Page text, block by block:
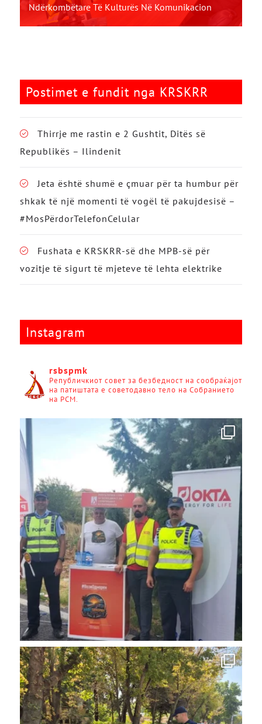
Ndërkombëtare Të Kulturës Në Komunikacion
Postimet e fundit nga KRSKRR
Thirrje me rastin e 2 Gushtit, Ditës së
Republikës – Ilindenit
Jeta është shumë e çmuar për ta humbur për
shkak të një momenti të vogël të pakujdesisë –
#MosPërdorTelefonCelular
Fushata e KRSKRR-së dhe MPB-së për
vozitje të sigurt të mjeteve të lehta elektrike
Instagram
rsbspmk
Републичкиот совет за безбедност на сообраќајот
на патиштата е советодавно тело на Собранието
на РСМ.